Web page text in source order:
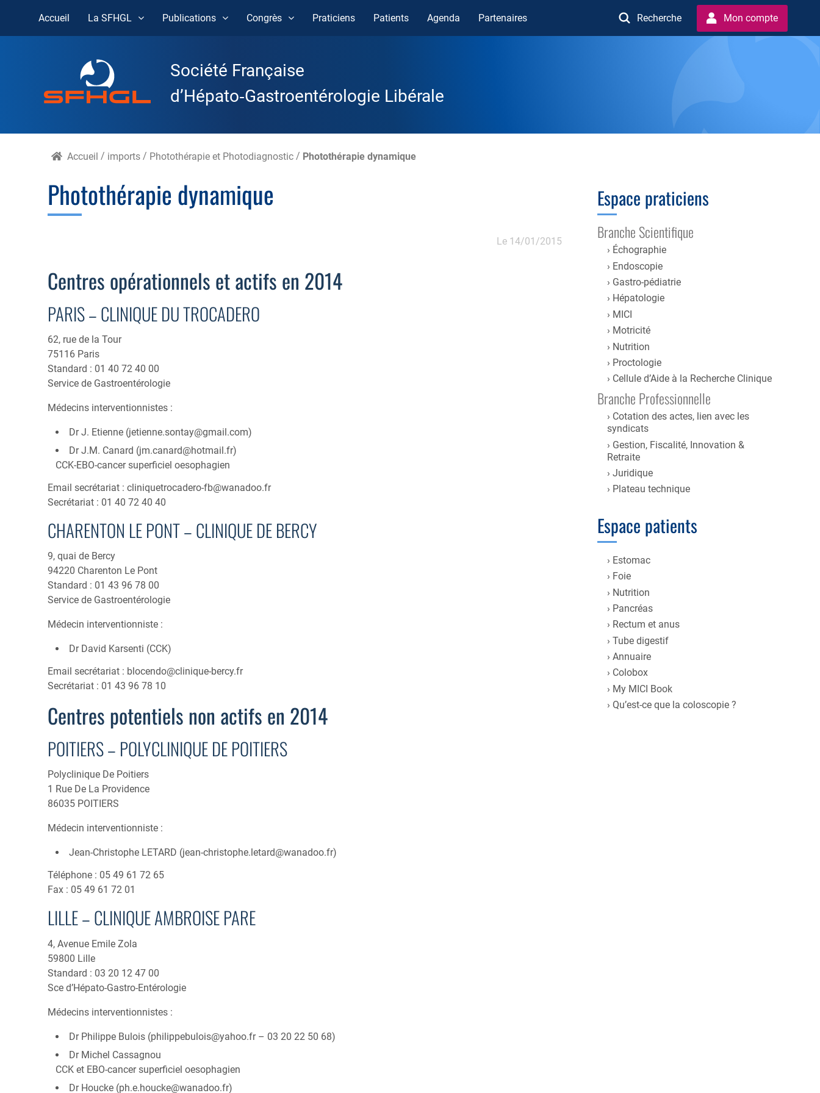
Skip
Accueil La SFHGL Publications Congrès Praticiens Patients Agenda Partenaires Recherche Mon compte
Société Française
d’Hépato‑Gastroentérologie Libérale
Accueil / imports / Photothérapie et Photodiagnostic / Photothérapie dynamique
Photothérapie dynamique
Le 14/01/2015
Centres opérationnels et actifs en 2014
PARIS – CLINIQUE DU TROCADERO
62, rue de la Tour
75116 Paris
Standard : 01 40 72 40 00
Service de Gastroentérologie
Médecins interventionnistes :
Dr J. Etienne (jetienne.sontay@gmail.com)
Dr J.M. Canard (jm.canard@hotmail.fr)
CCK-EBO-cancer superficiel oesophagien
Email secrétariat : cliniquetrocadero-fb@wanadoo.fr
Secrétariat : 01 40 72 40 40
CHARENTON LE PONT – CLINIQUE DE BERCY
9, quai de Bercy
94220 Charenton Le Pont
Standard : 01 43 96 78 00
Service de Gastroentérologie
Médecin interventionniste :
Dr David Karsenti (CCK)
Email secrétariat : blocendo@clinique-bercy.fr
Secrétariat : 01 43 96 78 10
Centres potentiels non actifs en 2014
POITIERS – POLYCLINIQUE DE POITIERS
Polyclinique De Poitiers
1 Rue De La Providence
86035 POITIERS
Médecin interventionniste :
Jean-Christophe LETARD (jean-christophe.letard@wanadoo.fr)
Téléphone : 05 49 61 72 65
Fax : 05 49 61 72 01
LILLE – CLINIQUE AMBROISE PARE
4, Avenue Emile Zola
59800 Lille
Standard : 03 20 12 47 00
Sce d’Hépato-Gastro-Entérologie
Médecins interventionnistes :
Dr Philippe Bulois (philippebulois@yahoo.fr– 03 20 22 50 68)
Dr Michel Cassagnou
CCK et EBO-cancer superficiel oesophagien
Dr Houcke (ph.e.houcke@wanadoo.fr)
Espace praticiens
Branche Scientifique
Échographie
Endoscopie
Gastro-pédiatrie
Hépatologie
MICI
Motricité
Nutrition
Proctologie
Cellule d’Aide à la Recherche Clinique
Branche Professionnelle
Cotation des actes, lien avec les
syndicats
Gestion, Fiscalité, Innovation &
Retraite
Juridique
Plateau technique
Espace patients
Estomac
Foie
Nutrition
Pancréas
Rectum et anus
Tube digestif
Annuaire
Colobox
My MICI Book
Qu’est-ce que la coloscopie ?